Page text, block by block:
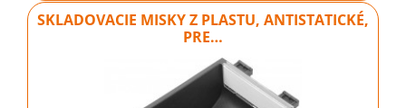
SKLADOVACIE MISKY Z PLASTU, ANTISTATICKÉ,
PRE…